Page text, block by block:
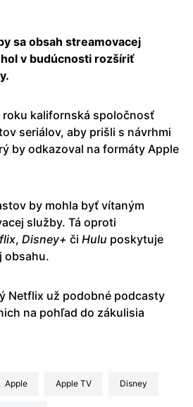
sa obsah streamovacej
v budúcnosti rozšíriť
roku kalifornská spoločnosť
seriálov, aby prišli s návrhmi
by odkazoval na formáty Apple
by mohla byť vítaným
služby. Tá oproti
, Disney+ či Hulu poskytuje
obsahu.
Netflix už podobné podcasty
na pohľad do zákulisia
Apple Apple TV Disney